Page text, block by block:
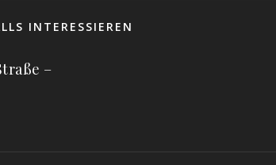
INTERESSIEREN
–